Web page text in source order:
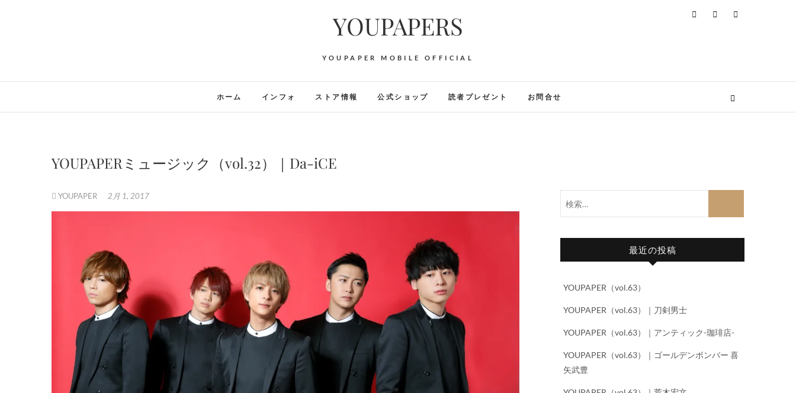
YOUPAPERS
YOUPAPER MOBILE OFFICIAL
ホーム インフォ ストア情報 公式ショップ 読者プレゼント お問合せ
YOUPAPERミュージック（vol.32）｜Da-iCE
YOUPAPER 2月 1, 2017
最近の投稿
YOUPAPER（vol.63）
YOUPAPER（vol.63）｜刀剣男士
YOUPAPER（vol.63）｜アンティック-珈琲店-
YOUPAPER（vol.63）｜ゴールデンボンバー 喜
矢武豊